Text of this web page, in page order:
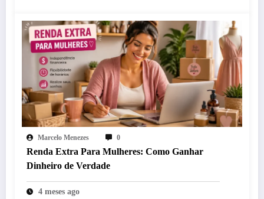
Marcelo Menezes 0
Renda Extra Para Mulheres: Como Ganhar
Dinheiro de Verdade
4 meses ago